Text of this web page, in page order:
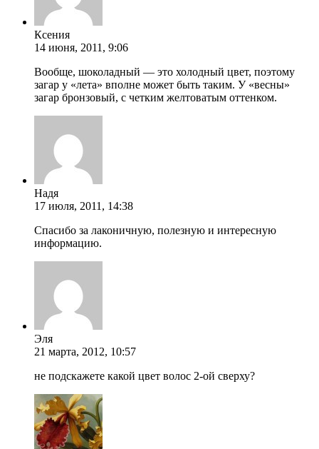
Ксения
14 июня, 2011, 9:06
Вообще, шоколадный — это холодный цвет, поэтому
загар у «лета» вполне может быть таким. У «весны»
загар бронзовый, с четким желтоватым оттенком.
Надя
17 июля, 2011, 14:38
Спасибо за лаконичную, полезную и интересную
информацию.
Эля
21 марта, 2012, 10:57
не подскажете какой цвет волос 2-ой сверху?